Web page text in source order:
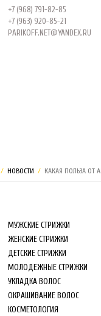
+7 (968) 791-82-85
+7 (963) 920-85-21
PARIKOFF.NET@YANDEX.RU
/ НОВОСТИ / КАКАЯ ПОЛЬЗА ОТ
МУЖСКИЕ СТРИЖКИ
ЖЕНСКИЕ СТРИЖКИ
ДЕТСКИЕ СТРИЖКИ
МОЛОДЕЖНЫЕ СТРИЖКИ
УКЛАДКА ВОЛОС
ОКРАШИВАНИЕ ВОЛОС
КОСМЕТОЛОГИЯ